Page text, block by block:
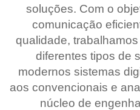
soluções. Com o
comunicação
qualidade,
diferentes tipos de
modernos sistemas
aos convencionais e
núcleo de